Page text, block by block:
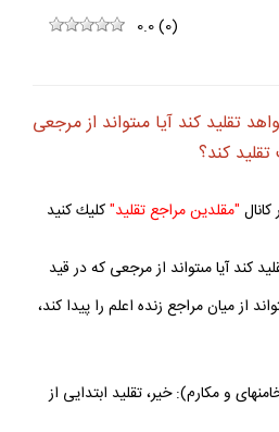
0.0(0)
تقليد كند آيا مى‏تواند از مرجعى
كند؟
"مقلدين مراجع تقليد"كليك كنيد
كند آيا مى‏تواند از مرجعى كه در قيد
از ميان مراجع زنده اعلم را پيدا كند،
و مكارم): خير، تقليد ابتدايى از